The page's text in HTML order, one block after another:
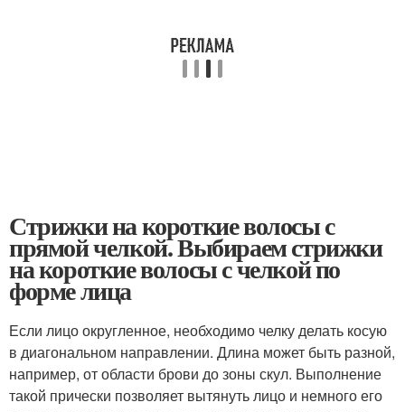
Стрижки на короткие волосы с
прямой челкой. Выбираем стрижки
на короткие волосы с челкой по
форме лица
Если лицо округленное, необходимо челку делать косую
в диагональном направлении. Длина может быть разной,
например, от области брови до зоны скул. Выполнение
такой прически позволяет вытянуть лицо и немного его